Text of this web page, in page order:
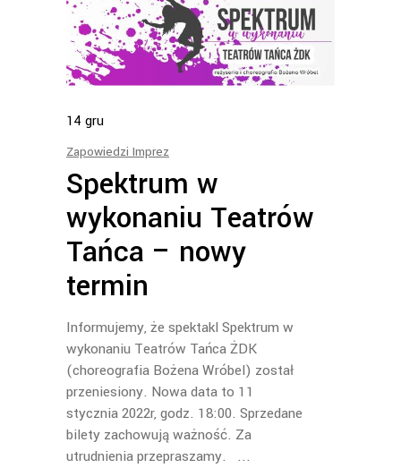
14 gru
Zapowiedzi Imprez
Spektrum w
wykonaniu Teatrów
Tańca – nowy
termin
Informujemy, że spektakl Spektrum w
wykonaniu Teatrów Tańca ŻDK
(choreografia Bożena Wróbel) został
przeniesiony. Nowa data to 11
stycznia 2022r, godz. 18:00. Sprzedane
bilety zachowują ważność. Za
utrudnienia przepraszamy.